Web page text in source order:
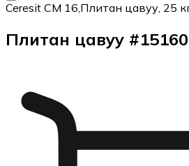
Ceresit CМ 16,Плитан цавуу, 25
Плитан цавуу #